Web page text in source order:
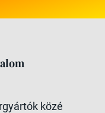
közé